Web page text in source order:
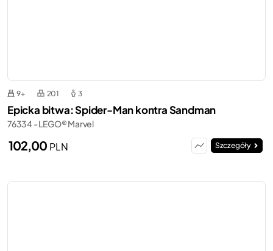
9+ 201 3
Epicka bitwa: Spider-Man kontra Sandman
76334 - LEGO® Marvel
102,00 PLN Szczegóły